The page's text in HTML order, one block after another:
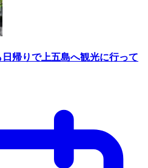
日帰りで上五島へ観光に行って